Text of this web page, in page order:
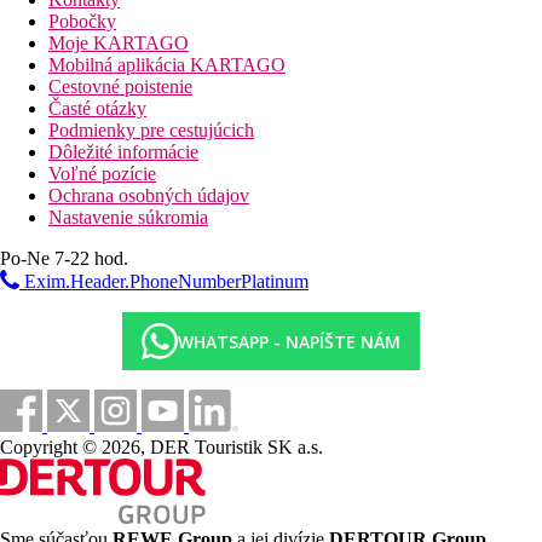
Raňajky formou bufetu v hlavnej reštaurácii, alebo za
príplatok A La Carte plážovej reštaurácii
Polpenzia
Raňajky formou bufetu v hlavnej reštaurácii
Za príplatok možné raňajky formou menu va la carte
restauracil
Večera formou bufet v hlavnej reštaurácii
Večera možná formou trojchodového menu va la carte
reštauráciách Safran (indická), Kushi (japonská) a
Republik Beach Club & Gril (stredomorská)
Prémiové a špeciálne pokrmy sú v menu označené a sú za
súkromná pláž priamo pri hoteli
lehátka a slnečníky zadarmo
Športová ponuka
Zadarmo:vodné športy na pláži (šnorchlovanie,
windsurfing, vodné lyže, kajaky, vodné bicykle), 4
tenisové kurty s osvetlením, stolný tenis, požičovňa
bicyklov, pétanque, lukostreľba, šípky, gulečník, plážový
Pobočky
Moje KARTAGO
Mobilná aplikácia KARTAGO
Cestovné poistenie
Časté otázky
Podmienky pre cestujúcich
Dôležité informácie
Voľné pozície
Ochrana osobných údajov
Nastavenie súkromia
Po-Ne 7-22 hod.
Exim.Header.PhoneNumberPlatinum
WHATSAPP - NAPÍŠTE NÁM
Copyright © 2026, DER Touristik SK a.s.